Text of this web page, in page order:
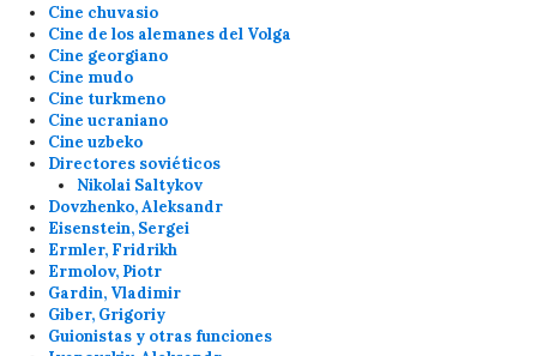
Cine chuvasio
Cine de los alemanes del Volga
Cine georgiano
Cine mudo
Cine turkmeno
Cine ucraniano
Cine uzbeko
Directores soviéticos
Nikolai Saltykov
Dovzhenko, Aleksandr
Eisenstein, Sergei
Ermler, Fridrikh
Ermolov, Piotr
Gardin, Vladimir
Giber, Grigoriy
Guionistas y otras funciones